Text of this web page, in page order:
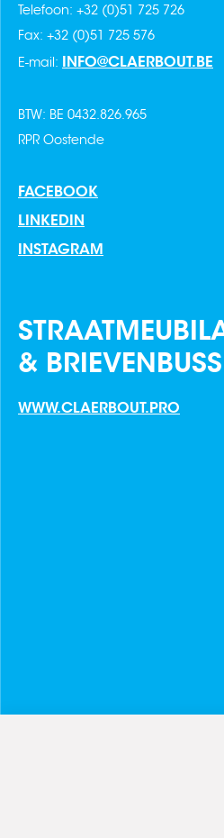
Telefoon: +32 (0)51 725 726
Fax: +32 (0)51 725 576
E-mail: INFO@CLAERBOUT.BE
BTW: BE 0432.826.965
RPR Oostende
FACEBOOK
LINKEDIN
INSTAGRAM
&
WWW.CLAERBOUT.PRO